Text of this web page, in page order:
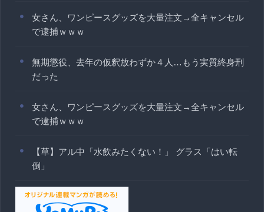
女さん、ワンピースグッズを大量注文→全キャンセル
で逮捕ｗｗｗ
無期懲役、去年の仮釈放わずか４人…もう実質終身刑
だった
女さん、ワンピースグッズを大量注文→全キャンセル
で逮捕ｗｗｗ
【草】アル中「水飲みたくない！」 グラス「はい転
倒」